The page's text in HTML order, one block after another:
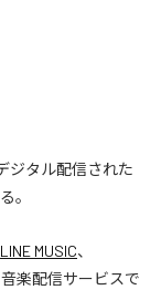
ジタル配信された
。
LINE MUSIC、
楽配信サービスで